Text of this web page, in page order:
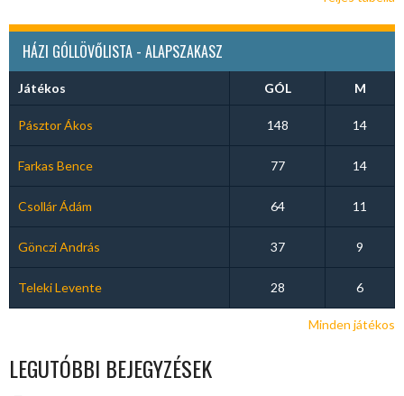
HÁZI GÓLLÖVŐLISTA - ALAPSZAKASZ
Játékos GÓL M
Pásztor Ákos 148 14
Farkas Bence 77 14
Csollár Ádám 64 11
Gönczi András 37 9
Teleki Levente 28 6
Minden játékos
LEGUTÓBBI BEJEGYZÉSEK